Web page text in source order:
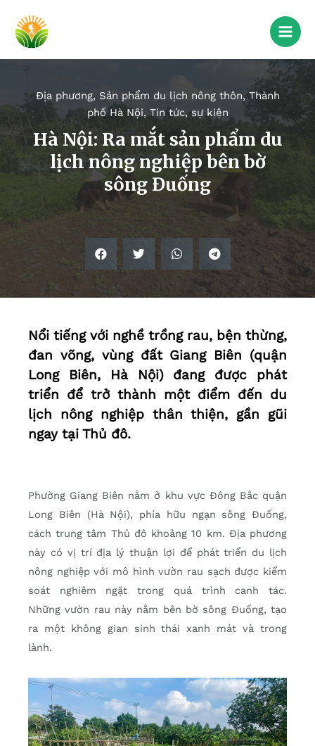
Địa phương, Sản phẩm du lịch nông thôn,Thành
phố Hà Nội, Tin tức, sự kiện
Hà Nội: Ra mắt sản phẩm du
lịch nông nghiệp bên bờ
sông Đuống
Nổi tiếng với nghề trồng rau, bện thừng,
đan võng, vùng đất Giang Biên (quận
Long Biên, Hà Nội) đang được phát
triển để trở thành một điểm đến du
lịch nông nghiệp thân thiện, gần gũi
ngay tại Thủ đô.
Phường Giang Biên nằm ở khu vực Đông Bắc quận
Long Biên (Hà Nội), phía hữu ngạn sông Đuống,
cách trung tâm Thủ đô khoảng 10 km. Địa phương
này có vị trí địa lý thuận lợi để phát triển du lịch
nông nghiệp với mô hình vườn rau sạch được kiểm
soát nghiêm ngặt trong quá trình canh tác.
Những vườn rau này nằm bên bờ sông Đuống, tạo
ra một không gian sinh thái xanh mát và trong
lành.